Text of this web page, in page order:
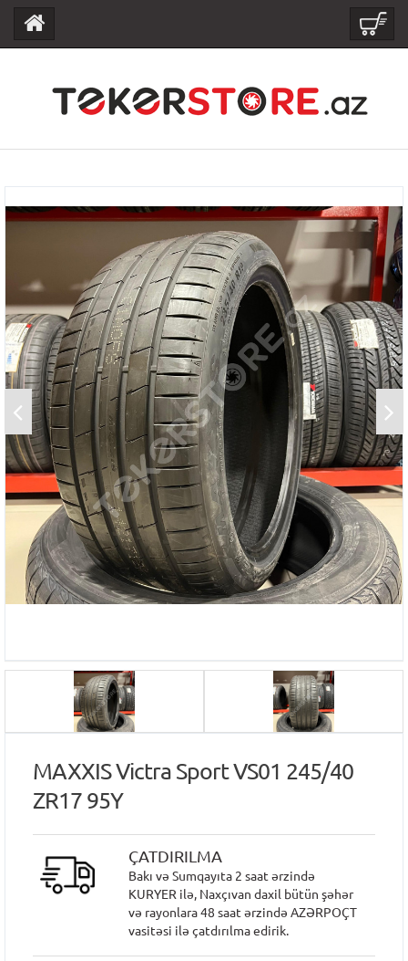
MAXXIS Victra Sport VS01 245/40
ZR17 95Y
ÇATDIRILMA
Bakı və Sumqayıta 2 saat ərzində
KURYER ilə, Naxçıvan daxil bütün şəhər
və rayonlara 48 saat ərzində AZƏRPOÇT
vasitəsi ilə çatdırılma edirik.